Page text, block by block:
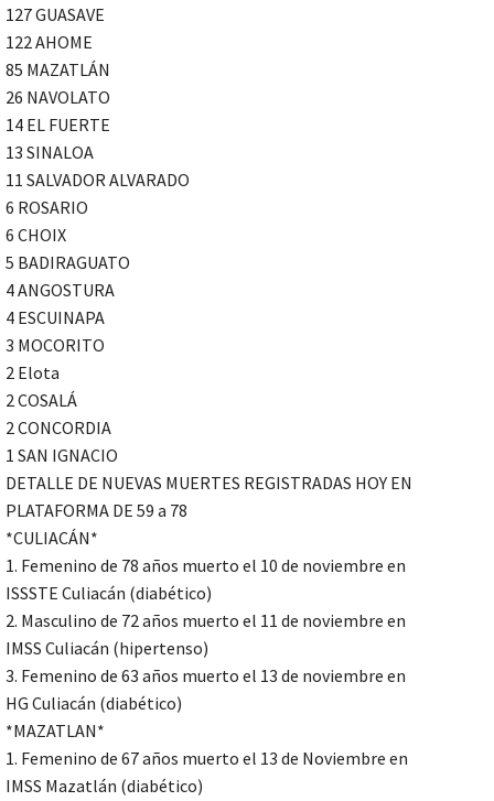
127 GUASAVE
122 AHOME
85 MAZATLÁN
26 NAVOLATO
14 EL FUERTE
13 SINALOA
11 SALVADOR ALVARADO
6 ROSARIO
6 CHOIX
5 BADIRAGUATO
4 ANGOSTURA
4 ESCUINAPA
3 MOCORITO
2 Elota
2 COSALÁ
2 CONCORDIA
1 SAN IGNACIO
DETALLE DE NUEVAS MUERTES REGISTRADAS HOY EN
PLATAFORMA DE 59 a 78
*CULIACÁN*
1. Femenino de 78 años muerto el 10 de noviembre en
ISSSTE Culiacán (diabético)
2. Masculino de 72 años muerto el 11 de noviembre en
IMSS Culiacán (hipertenso)
3. Femenino de 63 años muerto el 13 de noviembre en
HG Culiacán (diabético)
*MAZATLAN*
1. Femenino de 67 años muerto el 13 de Noviembre en
IMSS Mazatlán (diabético)